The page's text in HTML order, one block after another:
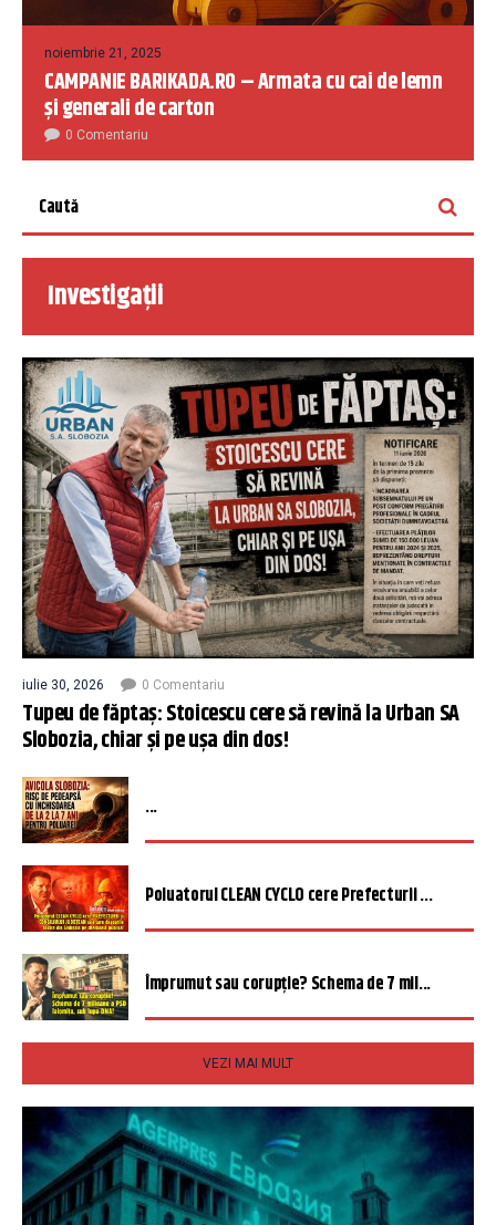
noiembrie 21, 2025
CAMPANIE BARIKADA.RO – Armata cu cai de lemn
și generali de carton
0 Comentariu
Investigații
iulie 30, 2026 0 Comentariu
Tupeu de făptaș: Stoicescu cere să revină la Urban SA
Slobozia, chiar și pe ușa din dos!
...
Poluatorul CLEAN CYCLO cere Prefecturii ...
Împrumut sau corupție? Schema de 7 mil...
VEZI MAI MULT